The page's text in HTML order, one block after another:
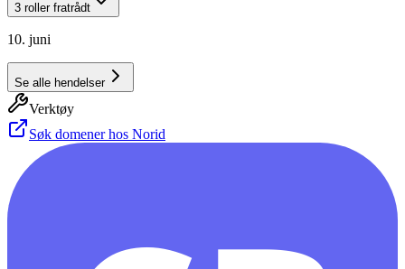
3 roller fratrådt
10. juni
Se alle hendelser
Verktøy
Søk domener hos Norid